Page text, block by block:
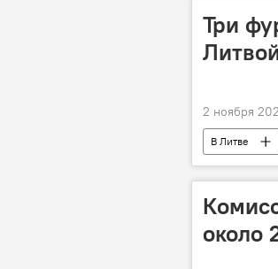
Три
2 ноября
В Литве
около